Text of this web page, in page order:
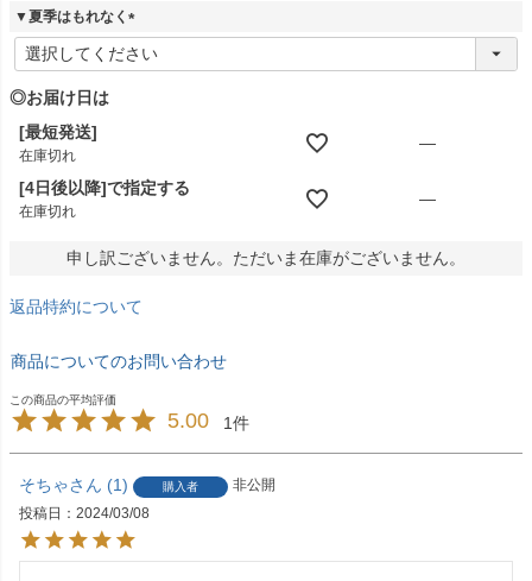
須
▼夏季はもれなく
(
必
◎お届け日は
[最短発送]
在庫切れ
—
[4日後以降]で指定する
在庫切れ
—
申し訳ございません。ただいま在庫がございません。
返品特約について
商品についてのお問い合わせ
5.00 1
そちゃ 1 購入者
非公開
投稿日
2024/03/08